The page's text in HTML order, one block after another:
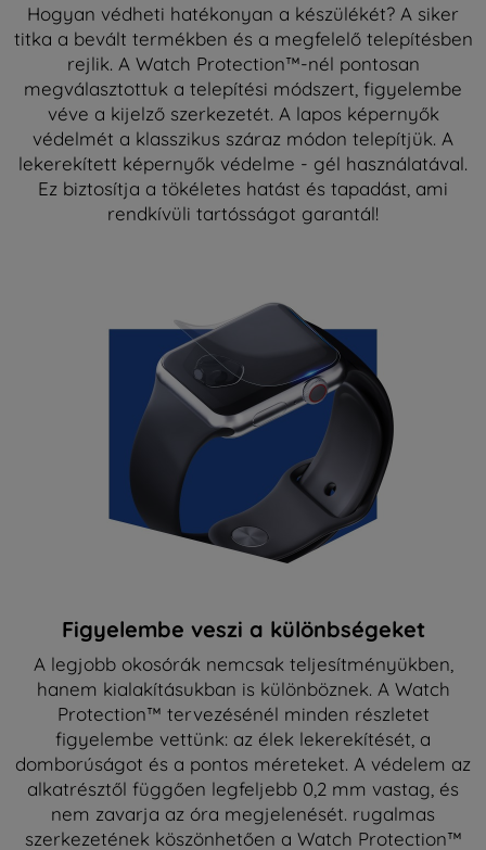
Hogyan védheti hatékonyan a készülékét? A siker
titka a bevált termékben és a megfelelő telepítésben
rejlik. A Watch Protection™-nél pontosan
megválasztottuk a telepítési módszert, figyelembe
véve a kijelző szerkezetét. A lapos képernyők
védelmét a klasszikus száraz módon telepítjük. A
lekerekített képernyők védelme - gél használatával.
Ez biztosítja a tökéletes hatást és tapadást, ami
rendkívüli tartósságot garantál!
Figyelembe veszi a különbségeket
A legjobb okosórák nemcsak teljesítményükben,
hanem kialakításukban is különböznek. A Watch
Protection™ tervezésénél minden részletet
figyelembe vettünk: az élek lekerekítését, a
domborúságot és a pontos méreteket. A védelem az
alkatrésztől függően legfeljebb 0,2 mm vastag, és
nem zavarja az óra megjelenését. rugalmas
szerkezetének köszönhetően a Watch Protection™